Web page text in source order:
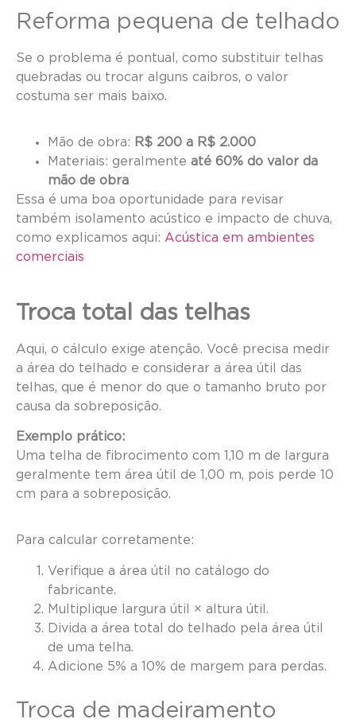
Reforma pequena de telhado
Se o problema é pontual, como substituir telhas
quebradas ou trocar alguns caibros, o valor
costuma ser mais baixo.
Mão de obra: R$ 200 a R$ 2.000
Materiais: geralmente até 60% do valor da
mão de obra
Essa é uma boa oportunidade para revisar
também isolamento acústico e impacto de chuva,
como explicamos aqui: Acústica em ambientes
comerciais
Troca total das telhas
Aqui, o cálculo exige atenção. Você precisa medir
a área do telhado e considerar a área útil das
telhas, que é menor do que o tamanho bruto por
causa da sobreposição.
Exemplo prático:
Uma telha de fibrocimento com 1,10 m de largura
geralmente tem área útil de 1,00 m, pois perde 10
cm para a sobreposição.
Para calcular corretamente:
Verifique a área útil no catálogo do
fabricante.
Multiplique largura útil × altura útil.
Divida a área total do telhado pela área útil
de uma telha.
Adicione 5% a 10% de margem para perdas.
Troca de madeiramento